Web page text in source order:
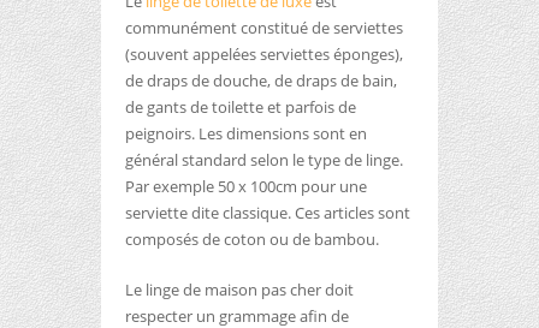
communément constitué de serviettes
(souvent appelées serviettes éponges),
de draps de douche, de draps de bain,
de gants de toilette et parfois de
peignoirs. Les dimensions sont en
général standard selon le type de linge.
Par exemple 50 x 100cm pour une
serviette dite classique. Ces articles sont
composés de coton ou de bambou.
Le linge de maison pas cher doit
respecter un grammage afin de